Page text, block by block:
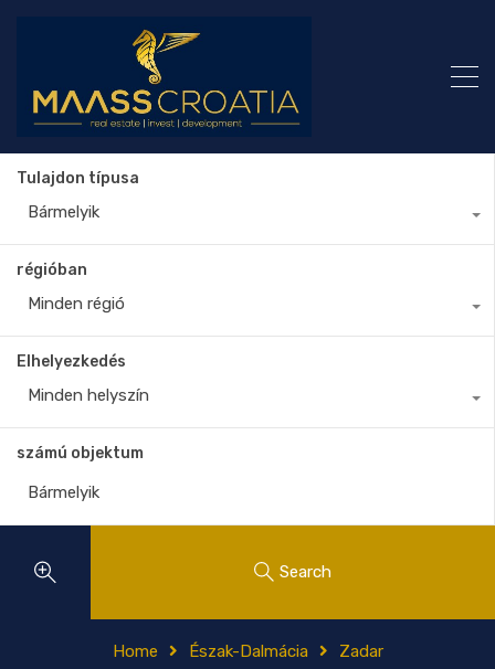
Tulajdon típusa
Bármelyik
régióban
Minden régió
Elhelyezkedés
Minden helyszín
számú objektum
Search
Home Észak-Dalmácia Zadar